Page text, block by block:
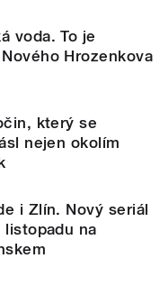
voda. To je
Hrozenkova
který se
nejen okolím
i Zlín. Nový seriál
na